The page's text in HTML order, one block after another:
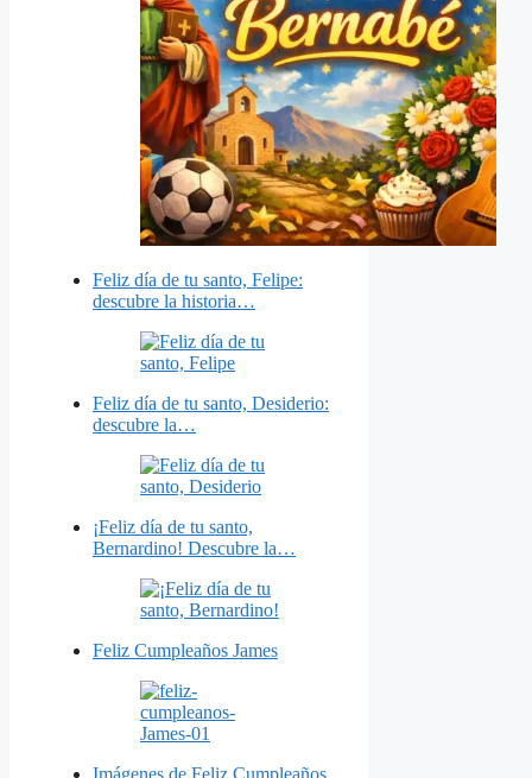
Feliz día de tu santo, Felipe:
descubre la historia…
Feliz día de tu santo, Desiderio:
descubre la…
¡Feliz día de tu santo,
Bernardino! Descubre la…
Feliz Cumpleaños James